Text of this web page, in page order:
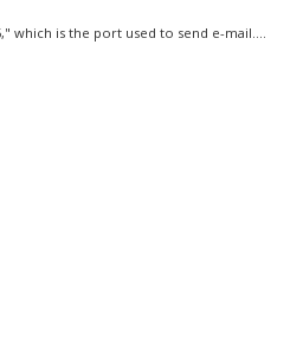
which is the port used to send e-mail....